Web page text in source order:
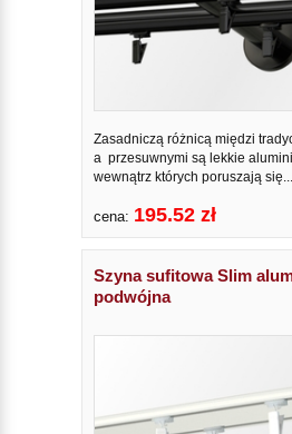
Zasadniczą różnicą międzi
a przesuwnymi są lekkie
wewnątrz których poruszają się...
cena: 195.52 zł
Szyna sufitowa Slim
podwójna